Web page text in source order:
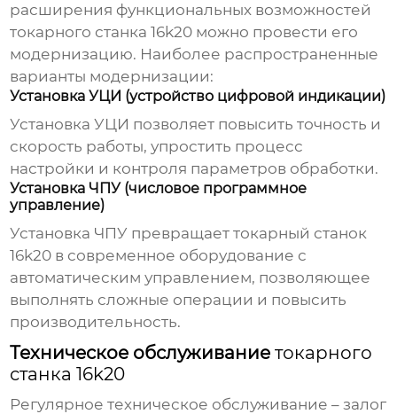
расширения функциональных возможностей
токарного станка 16k20 можно провести его
модернизацию. Наиболее распространенные
варианты модернизации:
Установка УЦИ (устройство цифровой индикации)
Установка УЦИ позволяет повысить точность и
скорость работы, упростить процесс
настройки и контроля параметров обработки.
Установка ЧПУ (числовое программное
управление)
Установка ЧПУ превращаеттокарный станок
16k20 в современное оборудование с
автоматическим управлением, позволяющее
выполнять сложные операции и повысить
производительность.
Техническое обслуживаниетокарного
станка 16k20
Регулярное техническое обслуживание – залог